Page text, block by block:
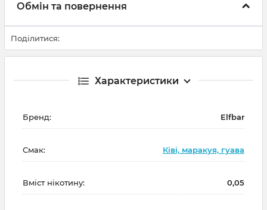
Обмін та повернення
Поділитися:
Характеристики
Бренд: Elfbar
Смак: Ківі, маракуя, гуава
Вміст нікотину: 0,05